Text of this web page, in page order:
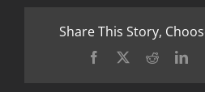
Share This Story,
Facebook Reddit